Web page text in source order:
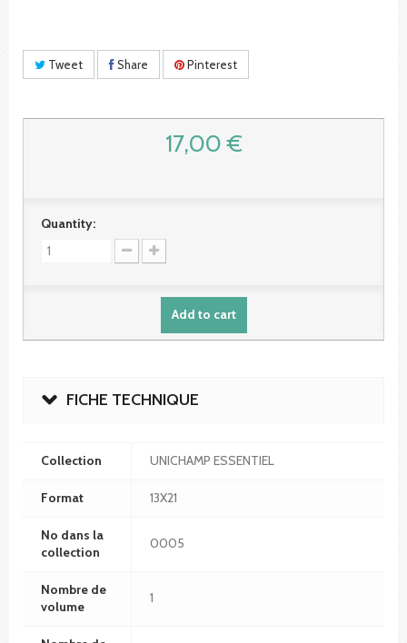
Tweet Share Pinterest
17,00 €
Quantity:
Add to cart
FICHE TECHNIQUE
Collection UNICHAMP ESSENTIEL
Format 13X21
No dans la
collection
0005
Nombre de
volume
1